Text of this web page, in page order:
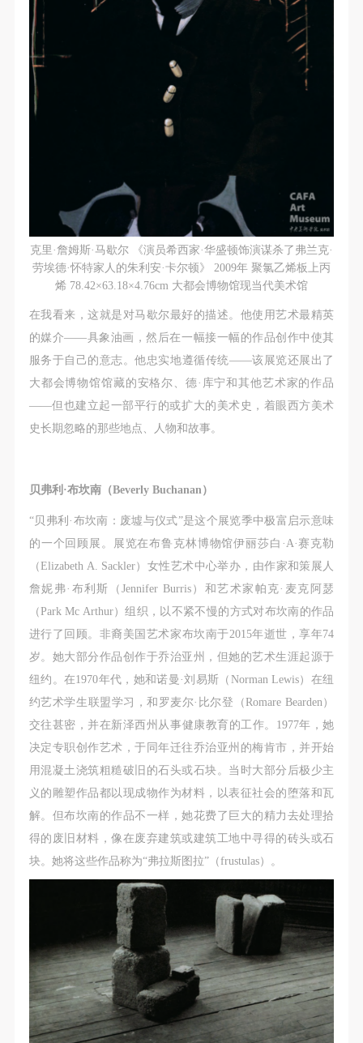
克里·詹姆斯·马歇尔 《演员希西家·华盛顿饰演谋杀了弗兰克·
劳埃德·怀特家人的朱利安·卡尔顿》 2009年 聚氯乙烯板上丙
烯 78.42×63.18×4.76cm 大都会博物馆现当代美术馆
在我看来，这就是对马歇尔最好的描述。他使用艺术最精英
的媒介——具象油画，然后在一幅接一幅的作品创作中使其
服务于自己的意志。他忠实地遵循传统——该展览还展出了
大都会博物馆馆藏的安格尔、德·库宁和其他艺术家的作品
——但也建立起一部平行的或扩大的美术史，着眼西方美术
史长期忽略的那些地点、人物和故事。
贝弗利·布坎南（Beverly Buchanan）
“贝弗利·布坎南：废墟与仪式”是这个展览季中极富启示意味
的一个回顾展。展览在布鲁克林博物馆伊丽莎白·A·赛克勒
（Elizabeth A. Sackler）女性艺术中心举办，由作家和策展人
詹妮弗·布利斯（Jennifer Burris）和艺术家帕克·麦克阿瑟
（Park Mc Arthur）组织，以不紧不慢的方式对布坎南的作品
进行了回顾。非裔美国艺术家布坎南于2015年逝世，享年74
岁。她大部分作品创作于乔治亚州，但她的艺术生涯起源于
纽约。在1970年代，她和诺曼·刘易斯（Norman Lewis）在纽
约艺术学生联盟学习，和罗麦尔·比尔登（Romare Bearden）
交往甚密，并在新泽西州从事健康教育的工作。1977年，她
决定专职创作艺术，于同年迁往乔治亚州的梅肯市，并开始
用混凝土浇筑粗糙破旧的石头或石块。当时大部分后极少主
义的雕塑作品都以现成物作为材料，以表征社会的堕落和瓦
解。但布坎南的作品不一样，她花费了巨大的精力去处理拾
得的废旧材料，像在废弃建筑或建筑工地中寻得的砖头或石
块。她将这些作品称为“弗拉斯图拉”（frustulas）。